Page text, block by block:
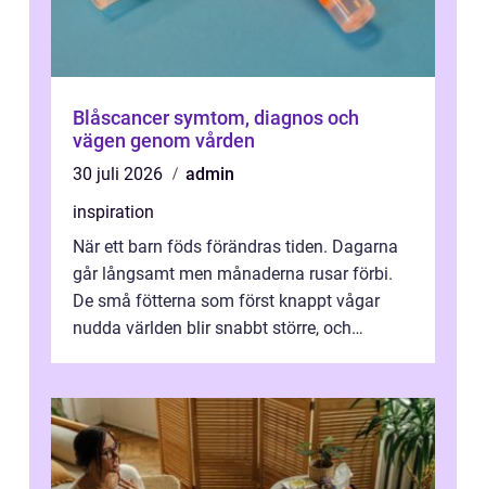
Blåscancer symtom, diagnos och
vägen genom vården
30 juli 2026
admin
inspiration
När ett barn föds förändras tiden. Dagarna
går långsamt men månaderna rusar förbi.
De små fötterna som först knappt vågar
nudda världen blir snabbt större, och